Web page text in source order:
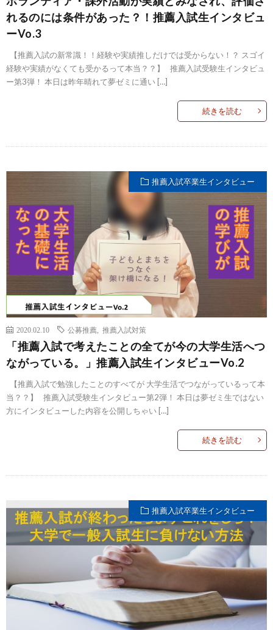
れるのには条件があった？！推薦入試生インタビュ
ーVo.3
【推薦入試の新常識！！経験や実績推しだけでは受からない！？ スゴイ
経験や実績がなくても受かるって本当？？】 推薦入試受験生インタビュ
ー第3弾！ 本日は昨年晴れて夢ゼミに通い […]
続きを読む
推薦入試卒業生インタビュー
2020.02.10 公募推薦 推薦入試対策
「推薦入試で考えたことの全てが今の大学生活へつ
ながっている。」推薦入試生インタビューVo.2
【推薦入試で勉強したことのすべてが 大学生活でつながっているって本
当？？】 推薦入試受験生インタビュー第2弾！ 本日は夢ゼミ生ではない
方にインタビューした内容を公開しちゃい […]
続きを読む
推薦入試卒業生インタビュー